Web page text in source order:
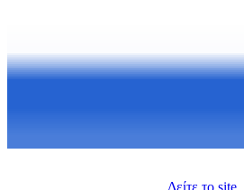
Δείτε το site